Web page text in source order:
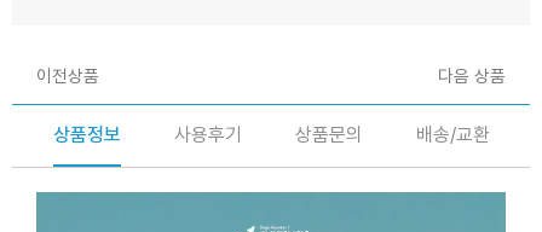
이전상품 다음 상품
상품정보 사용후기 상품문의 배송/교환